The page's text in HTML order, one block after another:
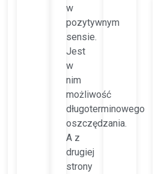
w
pozytywnym
sensie.
Jest
w
nim
możliwość
długoterminowego
oszczędzania.
A z
drugiej
strony